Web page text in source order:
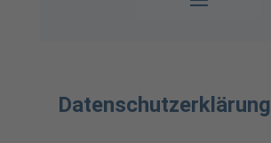
Datenschutzerklärung